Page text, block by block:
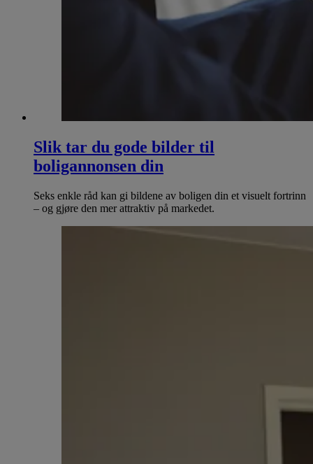
Slik tar du gode bilder til
boligannonsen din
Seks enkle råd kan gi bildene av boligen din et visuelt fortrinn
– og gjøre den mer attraktiv på markedet.